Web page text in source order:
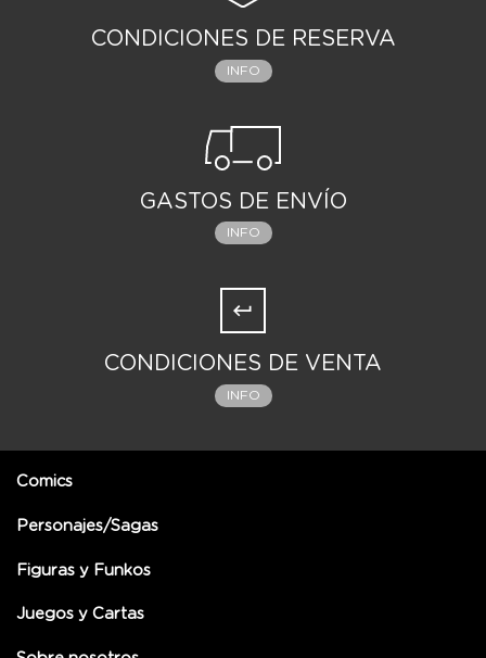
CONDICIONES DE RESERVA
INFO
GASTOS DE ENVÍO
INFO
CONDICIONES DE VENTA
INFO
Comics
Personajes/Sagas
Figuras y Funkos
Juegos y Cartas